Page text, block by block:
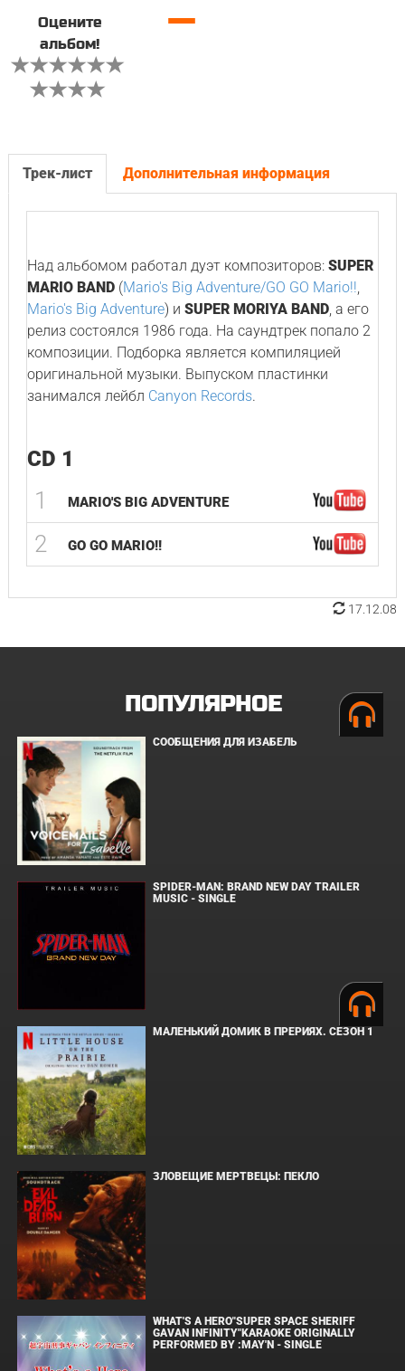
Оцените
альбом!
—
Трек-лист Дополнительная информация
Над альбомом работал дуэт композиторов: SUPER
MARIO BAND(Mario's Big Adventure/GO GO Mario!!,
Mario's Big Adventure) и SUPER MORIYA BAND, а его
релиз состоялся 1986 года. На саундтрек попало 2
композиции. Подборка является компиляцией
оригинальной музыки. Выпуском пластинки
занимался лейбл Canyon Records.
CD 1
1 MARIO'S BIG ADVENTURE
2 GO GO MARIO!!
17.12.08
ПОПУЛЯРНОЕ
СООБЩЕНИЯ ДЛЯ ИЗАБЕЛЬ
SPIDER-MAN: BRAND NEW DAY TRAILER
MUSIC - SINGLE
МАЛЕНЬКИЙ ДОМИК В ПРЕРИЯХ. СЕЗОН 1
ЗЛОВЕЩИЕ МЕРТВЕЦЫ: ПЕКЛО
WHAT'S A HERO"SUPER SPACE SHERIFF
GAVAN INFINITY"KARAOKE ORIGINALLY
PERFORMED BY :MAY'N - SINGLE